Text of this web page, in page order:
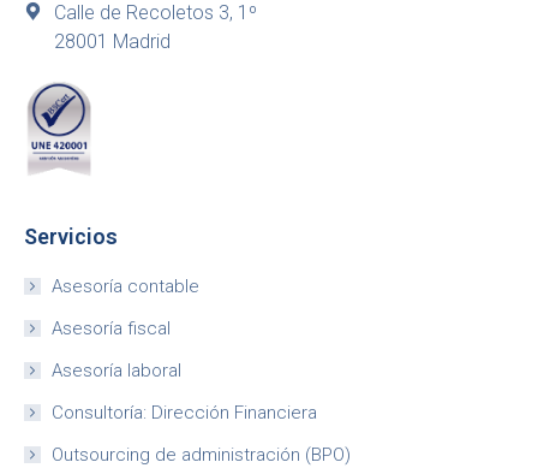
Calle de Recoletos 3, 1º
28001 Madrid
Servicios
Asesoría contable
Asesoría fiscal
Asesoría laboral
Consultoría: Dirección Financiera
Outsourcing de administración (BPO)